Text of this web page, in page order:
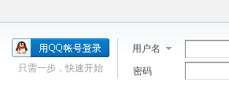
用户名
密码
只需一步，快速开始